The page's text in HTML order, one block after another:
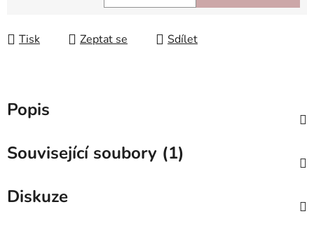
Tisk Zeptat se Sdílet
Popis
Související soubory (1)
Diskuze